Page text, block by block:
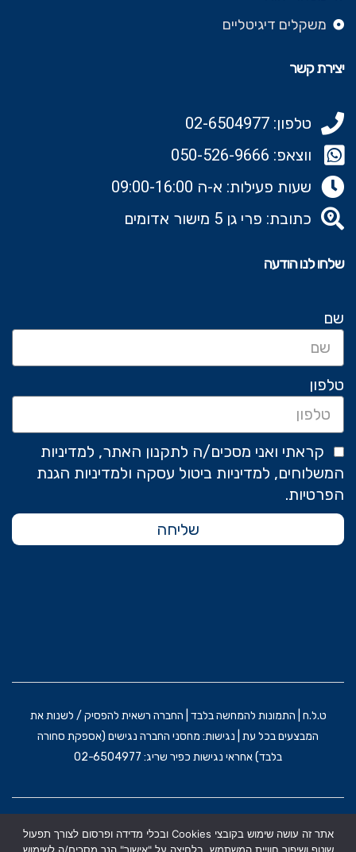
משקלים דיגיטליים
יצירת קשר
טלפון: 02-6504977
ווצאפ: 050-526-9666‬
שעות פעילות: א-ה 09:00-16:00
כתובת: פרי גן 5 מישור אדומים
שלחו לנו הודעה
שם
טלפון
קראתי ואני מסכים/ה לתקנון האתר, למדיניות
המשלוחים, למדיניות ביטול עסקה ולמדיניות הגנת
הפרטיות.
שליחה
ט.ל.ח | התמונות להמחשה בלבד | החברה רשאית להפסיק / לשנות את
המבצעים בכל עת | נגישות: מחסני החברה נגישים (אספקת סחורה
בלבד) אחראי נגישות כפיר שריג: 02-6504977
תקנון אתר
מדניות הפרטיות הצהרת נגישות
אתר זה עושה שימוש בקובצי Cookies ובכלי מדידה ופרסום לצורך תפעול